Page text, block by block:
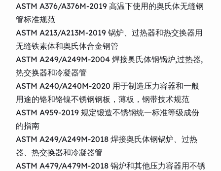
ASTM A376/A376M-2019 高温下使用的奥氏体无缝钢
管标准规范
ASTM A213/A213M-2019 锅炉、过热器和热交换器用
无缝铁素体和奥氏体合金钢管
ASTM A249/A249M-2004 焊接奥氏体钢锅炉,过热器,
热交换器和冷凝器管
ASTM A240/A240M-2020 用于制造压力容器和一般
用途的铬和铬镍不锈钢钢板，薄板，钢带技术规范
ASTM A959-2019 规定锻造不锈钢统一标准等级成份
的指南
ASTM A249/A249M-2018 焊接奥氏体钢锅炉、过热
器、热交换器和冷凝器管
ASTM A479/A479M-2018 锅炉和其他压力容器用不锈